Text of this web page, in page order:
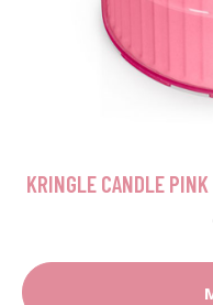
KRINGLE CANDLE